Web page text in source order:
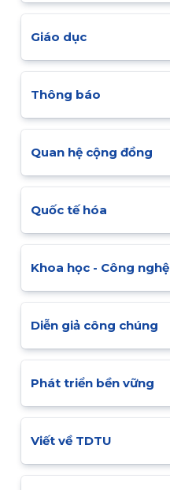
Giáo dục
Thông báo
Quan hệ cộng đồng
Quốc tế hóa
Khoa học - Công nghệ
Diễn giả công chúng
Phát triển bền vững
Viết về TDTU